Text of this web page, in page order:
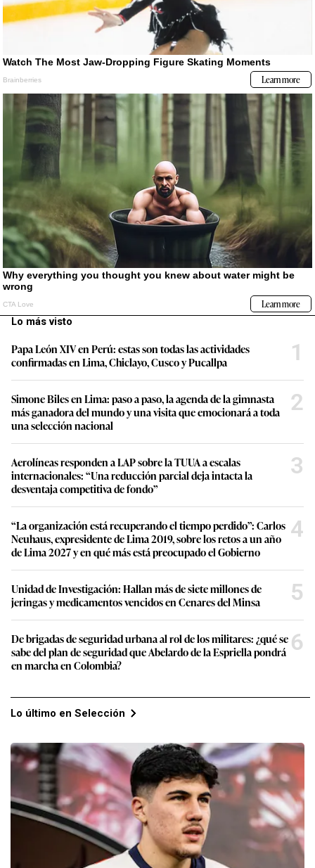
Lo más visto
Papa León XIV en Perú: estas son todas las actividades
confirmadas en Lima, Chiclayo, Cusco y Pucallpa
1
Simone Biles en Lima: paso a paso, la agenda de la gimnasta
más ganadora del mundo y una visita que emocionará a toda
una selección nacional
2
Aerolíneas responden a LAP sobre la TUUA a escalas
internacionales: “Una reducción parcial deja intacta la
desventaja competitiva de fondo”
3
“La organización está recuperando el tiempo perdido”: Carlos
Neuhaus, expresidente de Lima 2019, sobre los retos a un año
de Lima 2027 y en qué más está preocupado el Gobierno
4
Unidad de Investigación: Hallan más de siete millones de
jeringas y medicamentos vencidos en Cenares del Minsa
5
De brigadas de seguridad urbana al rol de los militares: ¿qué se
sabe del plan de seguridad que Abelardo de la Espriella pondrá
en marcha en Colombia?
6
Lo último en Selección